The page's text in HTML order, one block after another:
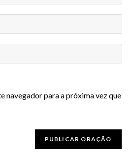
navegador para a próxima vez que